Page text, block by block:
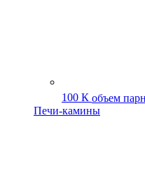
100 К объем
Печи-камины